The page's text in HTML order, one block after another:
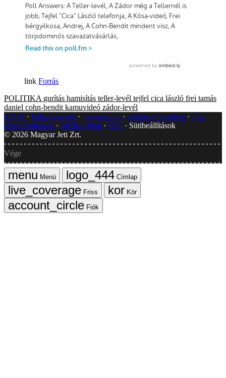
Forrás
POLITIKA gurítás hamisítás teller-levél tejfel cica lászló frei tamás
daniel cohn-bendit kamuvideó zádor-levél
GYIK
Hibát jelentek Impresszum Javítások kezelése
Jogi
dokumentumok
Médiaajánlat RSS
Sütibeállítások
© 2026 Magyar Jeti Zrt.
Vége
Menü
Címlap
Friss
Kör
Fiók